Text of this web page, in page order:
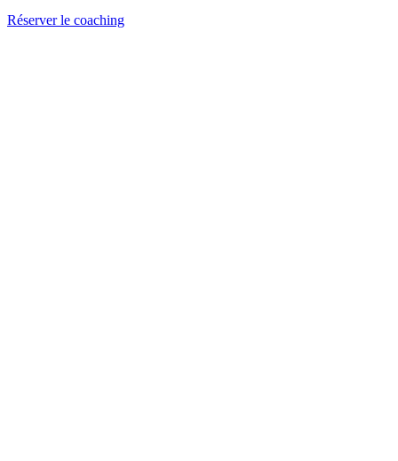
Réserver le coaching